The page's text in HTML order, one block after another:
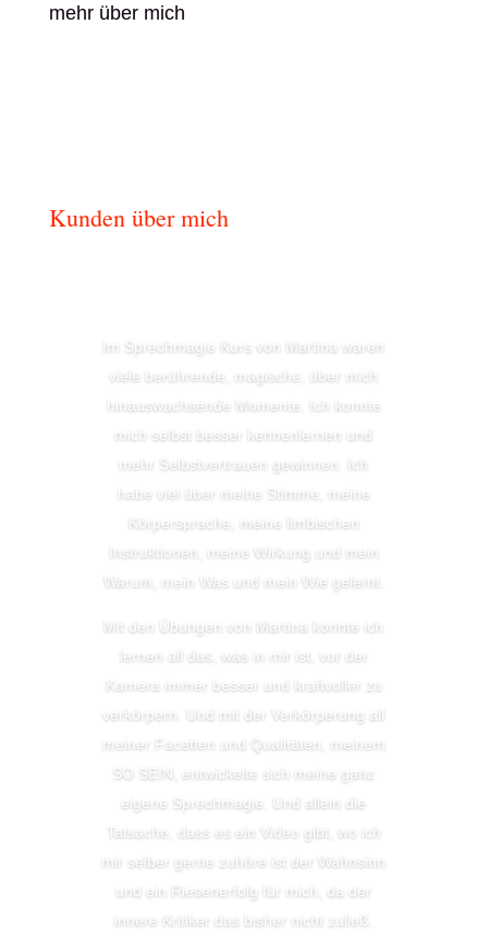
mehr über mich
Kunden über mich
Im Sprechmagie Kurs von Martina waren
viele berührende, magische, über mich
hinauswachsende Momente. Ich konnte
mich selbst besser kennenlernen und
mehr Selbstvertrauen gewinnen. Ich
habe viel über meine Stimme, meine
Körpersprache, meine limbischen
Instruktionen, meine Wirkung und mein
Warum, mein Was und mein Wie gelernt.
Mit den Übungen von Martina konnte ich
lernen all das, was in mir ist, vor der
Kamera immer besser und kraftvoller zu
verkörpern. Und mit der Verkörperung all
meiner Facetten und Qualitäten, meinem
SO SEIN, entwickelte sich meine ganz
eigene Sprechmagie. Und allein die
Tatsache, dass es ein Video gibt, wo ich
mir selber gerne zuhöre ist der Wahnsinn
und ein Riesenerfolg für mich, da der
innere Kritiker das bisher nicht zuließ.